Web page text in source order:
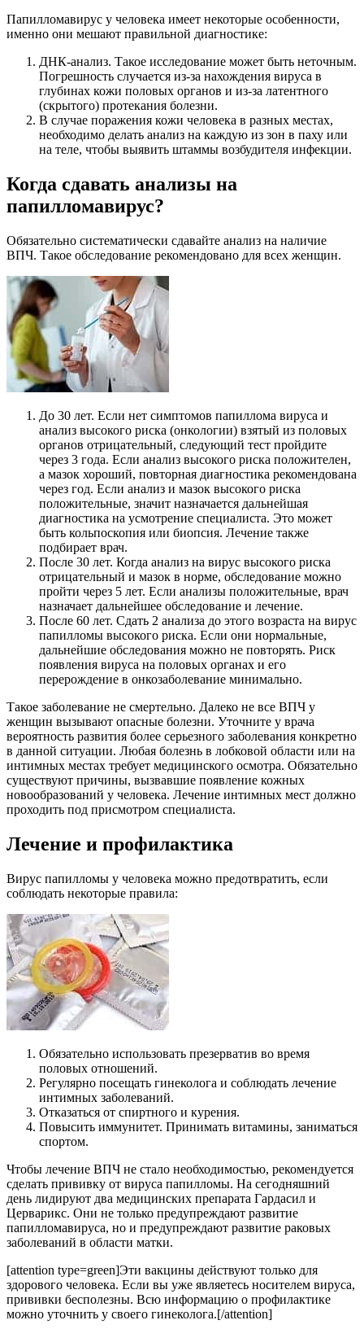
Папилломавирус у человека имеет некоторые особенности,
именно они мешают правильной диагностике:
ДНК-анализ. Такое исследование может быть неточным.
Погрешность случается из-за нахождения вируса в
глубинах кожи половых органов и из-за латентного
(скрытого) протекания болезни.
В случае поражения кожи человека в разных местах,
необходимо делать анализ на каждую из зон в паху или
на теле, чтобы выявить штаммы возбудителя инфекции.
Когда сдавать анализы на
папилломавирус?
Обязательно систематически сдавайте анализ на наличие
ВПЧ. Такое обследование рекомендовано для всех женщин.
До 30 лет. Если нет симптомов папиллома вируса и
анализ высокого риска (онкологии) взятый из половых
органов отрицательный, следующий тест пройдите
через 3 года. Если анализ высокого риска положителен,
а мазок хороший, повторная диагностика рекомендована
через год. Если анализ и мазок высокого риска
положительные, значит назначается дальнейшая
диагностика на усмотрение специалиста. Это может
быть кольпоскопия или биопсия. Лечение также
подбирает врач.
После 30 лет. Когда анализ на вирус высокого риска
отрицательный и мазок в норме, обследование можно
пройти через 5 лет. Если анализы положительные, врач
назначает дальнейшее обследование и лечение.
После 60 лет. Сдать 2 анализа до этого возраста на вирус
папилломы высокого риска. Если они нормальные,
дальнейшие обследования можно не повторять. Риск
появления вируса на половых органах и его
перерождение в онкозаболевание минимально.
Такое заболевание не смертельно. Далеко не все ВПЧ у
женщин вызывают опасные болезни. Уточните у врача
вероятность развития более серьезного заболевания конкретно
в данной ситуации. Любая болезнь в лобковой области или на
интимных местах требует медицинского осмотра. Обязательно
существуют причины, вызвавшие появление кожных
новообразований у человека. Лечение интимных мест должно
проходить под присмотром специалиста.
Лечение и профилактика
Вирус папилломы у человека можно предотвратить, если
соблюдать некоторые правила:
Обязательно использовать презерватив во время
половых отношений.
Регулярно посещать гинеколога и соблюдать лечение
интимных заболеваний.
Отказаться от спиртного и курения.
Повысить иммунитет. Принимать витамины, заниматься
спортом.
Чтобы лечение ВПЧ не стало необходимостью, рекомендуется
сделать прививку от вируса папилломы. На сегодняшний
день лидируют два медицинских препарата Гардасил и
Церварикс. Они не только предупреждают развитие
папилломавируса, но и предупреждают развитие раковых
заболеваний в области матки.
[attention type=green]Эти вакцины действуют только для
здорового человека. Если вы уже являетесь носителем вируса,
прививки бесполезны. Всю информацию о профилактике
можно уточнить у своего гинеколога.[/attention]